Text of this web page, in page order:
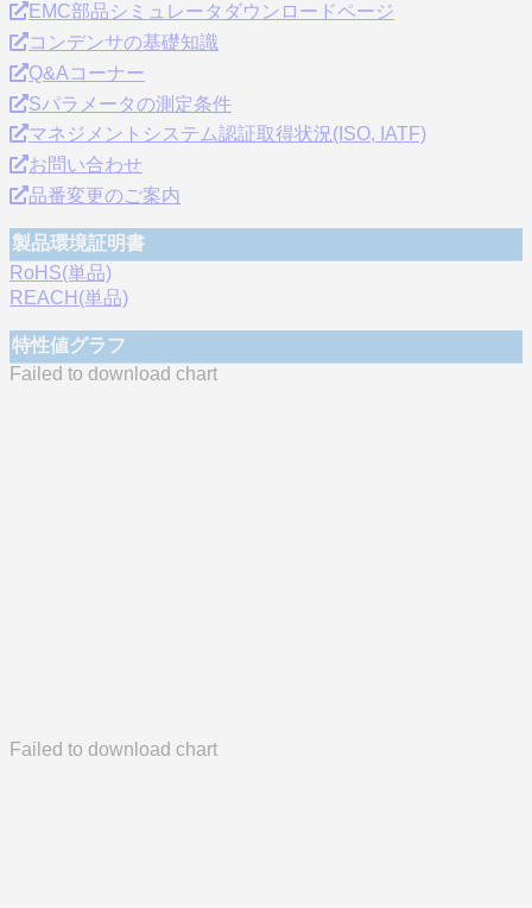
EMC部品シミュレータダウンロードページ
コンデンサの基礎知識
Q&Aコーナー
Sパラメータの測定条件
マネジメントシステム認証取得状況(ISO, IATF)
お問い合わせ
品番変更のご案内
製品環境証明書
RoHS(単品)
REACH(単品)
特性値グラフ
Failed to download chart
Failed to download chart